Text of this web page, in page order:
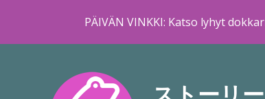
PÄIVÄN VINKKI: Katso lyhyt